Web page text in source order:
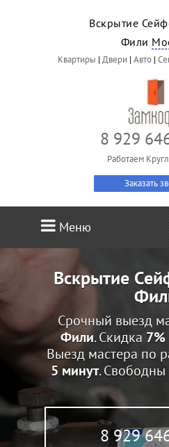
Вскрытие
Фили
Квартиры | Двери | Авто |
8 929
Работаем
Заказать
Меню
Вскрытие
Срочный выезд
Фили. Скидка 7%
Выезд мастера по
5 минут. Свободны
8 929